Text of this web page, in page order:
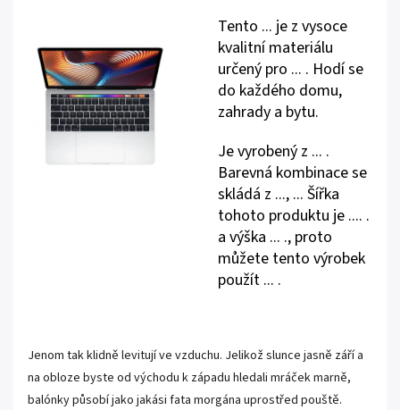
Tento ... je z vysoce
kvalitní materiálu
určený pro ... . Hodí se
do každého domu,
zahrady a bytu.
Je vyrobený z ... .
Barevná kombinace se
skládá z ..., ... Šířka
tohoto produktu je .... .
a výška ... ., proto
můžete tento výrobek
použít ... .
Jenom tak klidně levitují ve vzduchu. Jelikož slunce jasně září a
na obloze byste od východu k západu hledali mráček marně,
balónky působí jako jakási fata morgána uprostřed pouště.